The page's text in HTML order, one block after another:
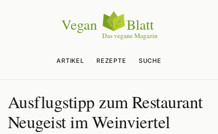
ARTIKEL REZEPTE SUCHE
Ausflugstipp zum Restaurant
Neugeist im Weinviertel